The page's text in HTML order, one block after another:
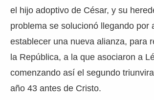
el hijo adoptivo de César, y su
problema se solucionó llegando por
establecer una nueva alianza, para
la República, a la que asociaron a
comenzando así el segundo
año 43 antes de Cristo.